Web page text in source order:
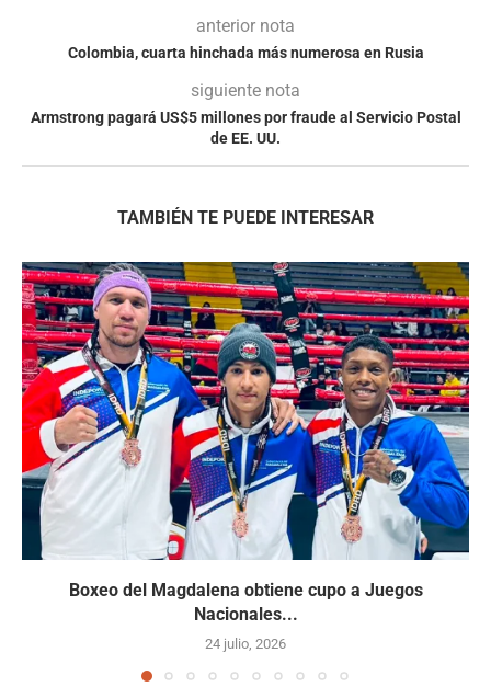
anterior nota
Colombia, cuarta hinchada más numerosa en Rusia
siguiente nota
Armstrong pagará US$5 millones por fraude al Servicio Postal
de EE. UU.
TAMBIÉN TE PUEDE INTERESAR
Boxeo del Magdalena obtiene cupo a Juegos
Nacionales...
24 julio, 2026